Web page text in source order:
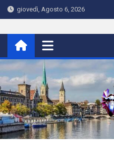
Skip
to
giovedì, Agosto 6, 2026